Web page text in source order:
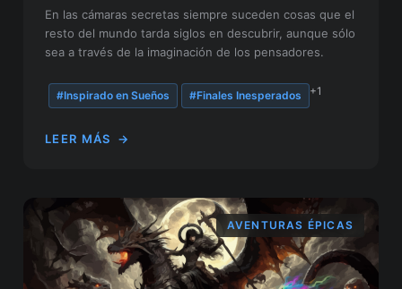
En las cámaras secretas siempre suceden cosas que el
resto del mundo tarda siglos en descubrir, aunque sólo
sea a través de la imaginación de los pensadores.
#Inspirado en Sueños #Finales Inesperados +1
LEER MÁS →
AVENTURAS ÉPICAS